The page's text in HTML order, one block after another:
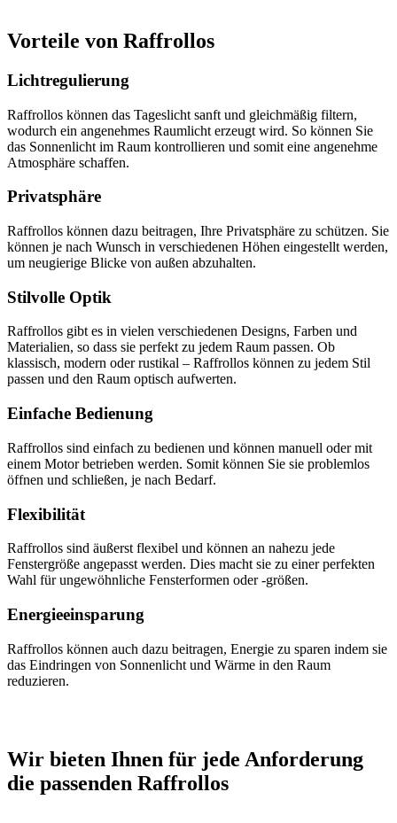
Vorteile von Raffrollos
Lichtregulierung
Raffrollos können das Tageslicht sanft und gleichmäßig filtern,
wodurch ein angenehmes Raumlicht erzeugt wird. So können Sie
das Sonnenlicht im Raum kontrollieren und somit eine angenehme
Atmosphäre schaffen.
Privatsphäre
Raffrollos können dazu beitragen, Ihre Privatsphäre zu schützen. Sie
können je nach Wunsch in verschiedenen Höhen eingestellt werden,
um neugierige Blicke von außen abzuhalten.
Stilvolle Optik
Raffrollos gibt es in vielen verschiedenen Designs, Farben und
Materialien, so dass sie perfekt zu jedem Raum passen. Ob
klassisch, modern oder rustikal – Raffrollos können zu jedem Stil
passen und den Raum optisch aufwerten.
Einfache Bedienung
Raffrollos sind einfach zu bedienen und können manuell oder mit
einem Motor betrieben werden. Somit können Sie sie problemlos
öffnen und schließen, je nach Bedarf.
Flexibilität
Raffrollos sind äußerst flexibel und können an nahezu jede
Fenstergröße angepasst werden. Dies macht sie zu einer perfekten
Wahl für ungewöhnliche Fensterformen oder -größen.
Energieeinsparung
Raffrollos können auch dazu beitragen, Energie zu sparen indem sie
das Eindringen von Sonnenlicht und Wärme in den Raum
reduzieren.
Wir bieten Ihnen für jede Anforderung
die passenden Raffrollos